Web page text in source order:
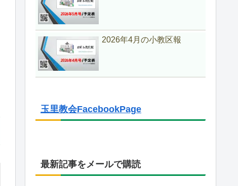
2026年4月の小教区報
玉里教会FacebookPage
最新記事をメールで購読